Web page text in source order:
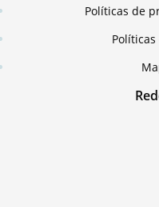
Políticas de